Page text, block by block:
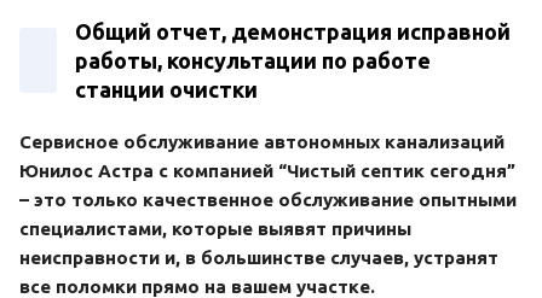
Общий отчет, демонстрация исправной
работы, консультации по работе
станции очистки
Сервисное обслуживание автономных канализаций
Юнилос Астра с компанией “Чистый септик сегодня”
– это только качественное обслуживание опытными
специалистами, которые выявят причины
неисправности и, в большинстве случаев, устранят
все поломки прямо на вашем участке.